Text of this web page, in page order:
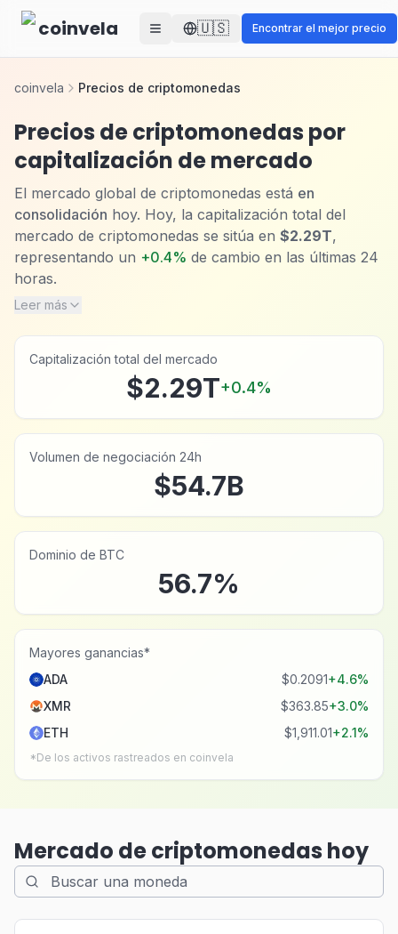
Skip to main content
coinvela 🇺🇸 Encontrar el mejor precio
coinvela Precios de criptomonedas
Precios de criptomonedas por
capitalización de mercado
El mercado global de criptomonedas está en
consolidación hoy. Hoy, la capitalización total del
mercado de criptomonedas se sitúa en $2.29T,
representando un +0.4% de cambio en las últimas 24
horas.
Leer más
Capitalización total del mercado
$2.29T+0.4%
Volumen de negociación 24h
$54.7B
Dominio de BTC
56.7%
Mayores ganancias*
ADA
$0.2091+4.6%
XMR
$363.85+3.0%
ETH
$1,911.01+2.1%
*De los activos rastreados en coinvela
Mercado de criptomonedas hoy